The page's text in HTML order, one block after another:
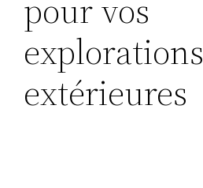
pour vos
explorations
extérieures